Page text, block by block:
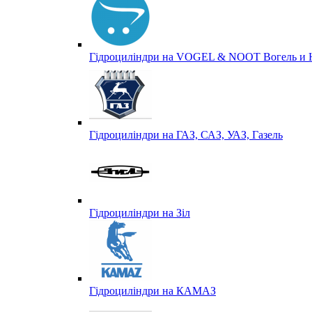
Гідроциліндри на VOGEL & NOOT Вогель и
Гідроциліндри на ГАЗ, САЗ, УАЗ, Газель
Гідроциліндри на Зіл
Гідроциліндри на КАМАЗ